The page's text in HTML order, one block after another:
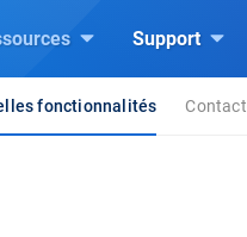
Support
fonctionnalités